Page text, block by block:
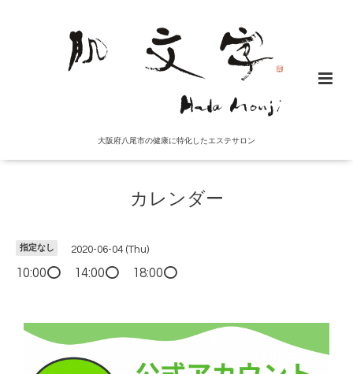
大阪府八尾市の健康に特化したエステサロン
カレンダー
指定なし 2020-06-04 (Thu)
10:00⭕️ 14:00⭕️ 18:00⭕️